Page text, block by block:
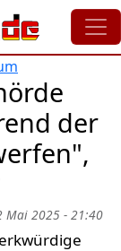
der
Mai 2025 - 21:40